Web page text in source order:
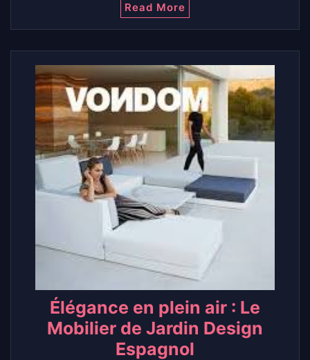
Read More
Élégance en plein air : Le
Mobilier de Jardin Design
Espagnol